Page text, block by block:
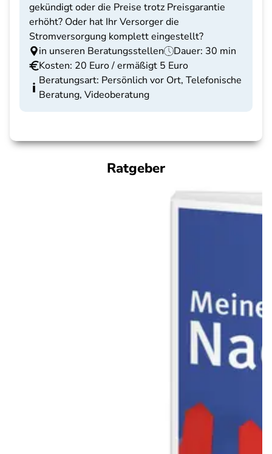
gekündigt oder die Preise trotz Preisgarantie
erhöht? Oder hat Ihr Versorger die
Stromversorgung komplett eingestellt?
in unseren Beratungsstellen
Dauer: 30 min
Kosten: 20 Euro / ermäßigt 5 Euro
Beratungsart: Persönlich vor Ort, Telefonische
Beratung, Videoberatung
Ratgeber